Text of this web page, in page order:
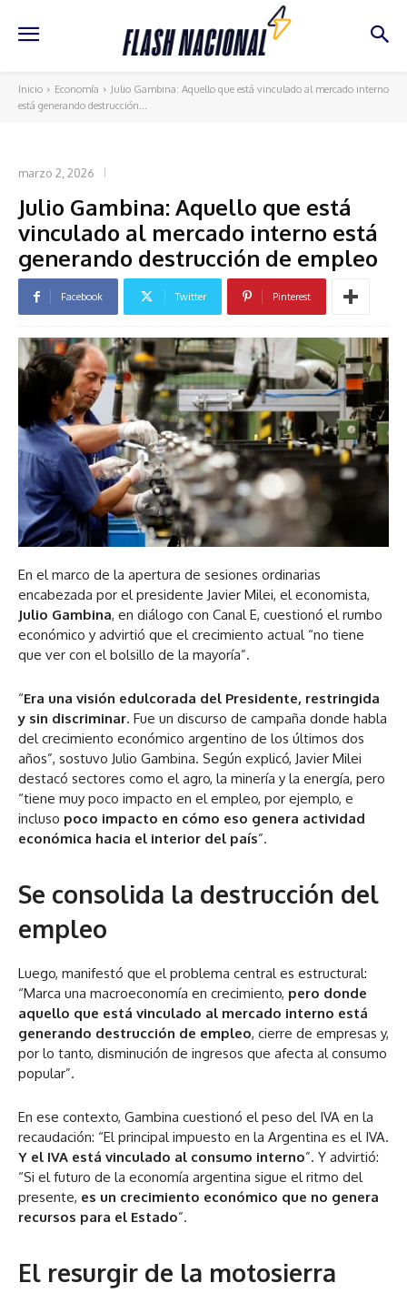
Inicio Economía
Julio Gambina: Aquello que está vinculado al mercado interno
está generando destrucción...
marzo 2, 2026
Julio Gambina: Aquello que está
vinculado al mercado interno está
generando destrucción de empleo
Facebook Twitter Pinterest
En el marco de la apertura de sesiones ordinarias
encabezada por el presidente Javier Milei, el economista,
Julio Gambina, en diálogo con Canal E, cuestionó el rumbo
económico y advirtió que el crecimiento actual “no tiene
que ver con el bolsillo de la mayoría”.
“Era una visión edulcorada del Presidente, restringida
y sin discriminar. Fue un discurso de campaña donde habla
del crecimiento económico argentino de los últimos dos
años”, sostuvo Julio Gambina. Según explicó, Javier Milei
destacó sectores como el agro, la minería y la energía, pero
“tiene muy poco impacto en el empleo, por ejemplo, e
incluso poco impacto en cómo eso genera actividad
económica hacia el interior del país”.
Se consolida la destrucción del
empleo
Luego, manifestó que el problema central es estructural:
“Marca una macroeconomía en crecimiento, pero donde
aquello que está vinculado al mercado interno está
generando destrucción de empleo, cierre de empresas y,
por lo tanto, disminución de ingresos que afecta al consumo
popular”.
En ese contexto, Gambina cuestionó el peso del IVA en la
recaudación: “El principal impuesto en la Argentina es el IVA.
Y el IVA está vinculado al consumo interno”. Y advirtió:
“Si el futuro de la economía argentina sigue el ritmo del
presente, es un crecimiento económico que no genera
recursos para el Estado”.
El resurgir de la motosierra